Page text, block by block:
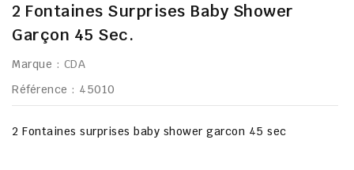
2 Fontaines Surprises Baby Shower
Garçon 45 Sec.
Marque : CDA
Référence : 45010
2 Fontaines surprises baby shower garcon 45 sec